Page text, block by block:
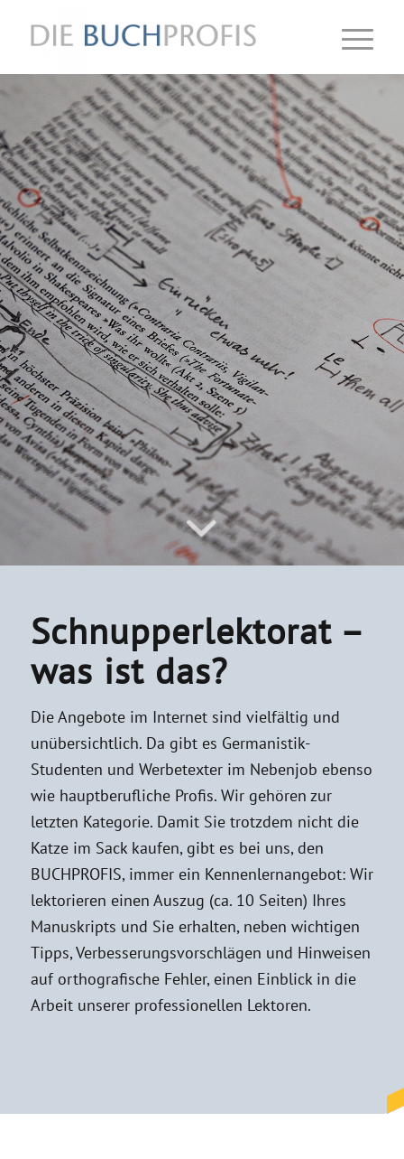
Probeweise
lektorieren
lassen
Testen Sie uns unverbindlich
und überzeugen Sie sich von
unserer Qualität!
Schnupperlektorat
Schnupperlektorat –
was ist das?
Die Angebote im Internet sind vielfältig und
unübersichtlich. Da gibt es Germanistik-
Studenten und Werbetexter im Nebenjob ebenso
wie hauptberufliche Profis. Wir gehören zur
letzten Kategorie. Damit Sie trotzdem nicht die
Katze im Sack kaufen, gibt es bei uns, den
BUCHPROFIS, immer ein Kennenlernangebot: Wir
lektorieren einen Auszug (ca. 10 Seiten) Ihres
Manuskripts und Sie erhalten, neben wichtigen
Tipps, Verbesserungsvorschlägen und Hinweisen
auf orthografische Fehler, einen Einblick in die
Arbeit unserer professionellen Lektoren.